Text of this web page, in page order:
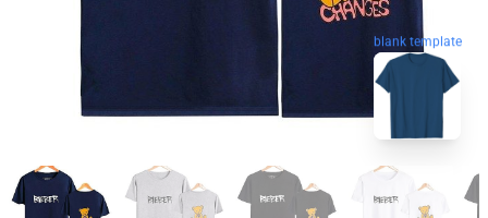
blank template